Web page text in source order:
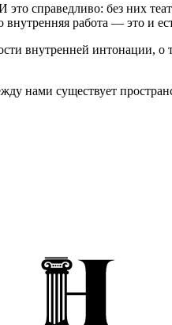
справедливо: без них
работа — это и
внутренней интонации, о
нами существует